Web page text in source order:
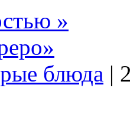
»
блюда |